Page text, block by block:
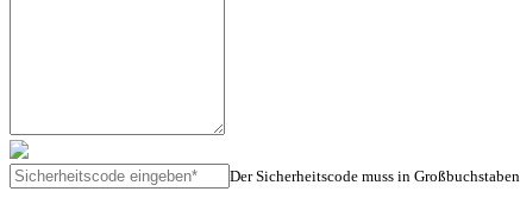
Der Sicherheitscode muss in